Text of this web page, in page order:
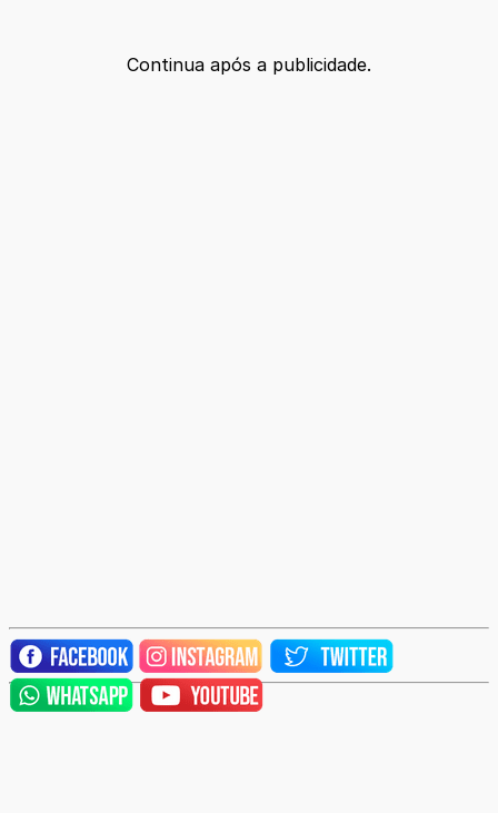
Continua após a publicidade.